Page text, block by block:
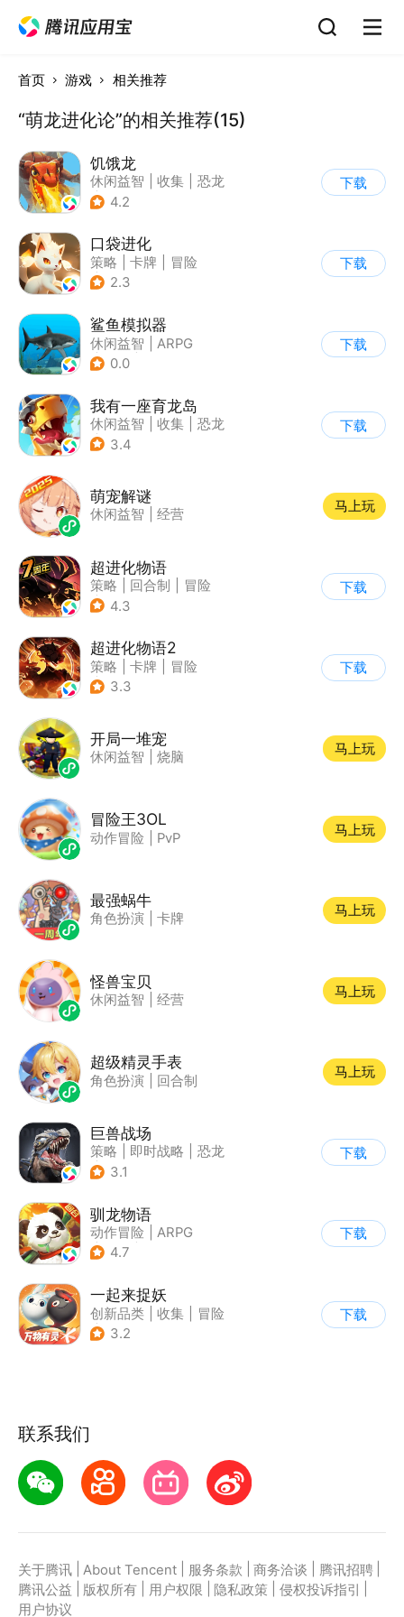
首页 游戏 相关推荐
“萌龙进化论”的相关推荐(15)
饥饿龙
休闲益智 收集
恐龙
| 宠物
4.2
下载
口袋进化
策略 卡牌
冒险
| 精灵宝可梦
2.3
下载
鲨鱼模拟器
休闲益智
ARPG
| 冒险
0.0
下载
我有一座育龙岛
休闲益智 收集
恐龙
| 宠物养成
3.4
下载
萌宠解谜
休闲益智 经营
马上玩
超进化物语
策略 回合制
冒险
| 剪纸
4.3
下载
超进化物语2
策略 卡牌
冒险
| 剧情
3.3
下载
开局一堆宠
休闲益智 烧脑
马上玩
冒险王3OL
动作冒险 PvP
马上玩
最强蜗牛
角色扮演 卡牌
马上玩
怪兽宝贝
休闲益智 经营
马上玩
超级精灵手表
角色扮演 回合制
马上玩
巨兽战场
策略 即时战略
恐龙
| 卡牌
3.1
下载
驯龙物语
动作冒险
ARPG
| 奇幻
4.7
下载
一起来捉妖
创新品类 收集
冒险
| 卡通
3.2
下载
联系我们
关于腾讯 About Tencent 服务条款 商务洽谈 腾讯招聘
腾讯公益
版权所有 用户权限 隐私政策 侵权投诉指引
用户协议